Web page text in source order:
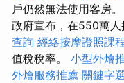
戶仍然無法使用客房。
政府宣布，在550萬
查詢 經絡按摩證照課
值稅稅率。 小型外燴
外燴服務推薦 關鍵字